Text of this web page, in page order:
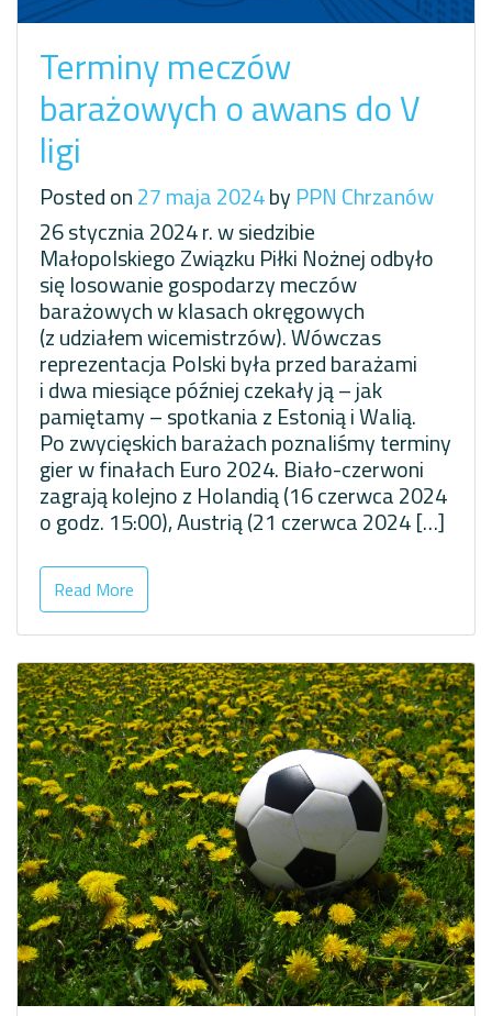
Terminy meczów
barażowych o awans do V
ligi
Posted on27 maja 2024by PPN Chrzanów
26 stycznia 2024 r. w siedzibie
Małopolskiego Związku Piłki Nożnej odbyło
się losowanie gospodarzy meczów
barażowych w klasach okręgowych
(z udziałem wicemistrzów). Wówczas
reprezentacja Polski była przed barażami
i dwa miesiące później czekały ją – jak
pamiętamy – spotkania z Estonią i Walią.
Po zwycięskich barażach poznaliśmy terminy
gier w finałach Euro 2024. Biało-czerwoni
zagrają kolejno z Holandią (16 czerwca 2024
o godz. 15:00), Austrią (21 czerwca 2024 […]
Read More